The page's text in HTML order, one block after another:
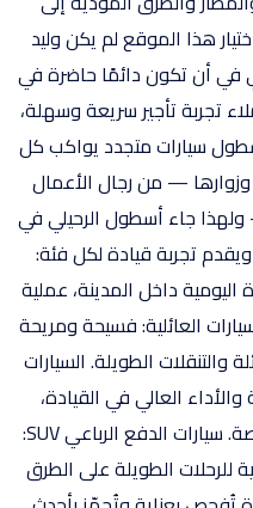
هذا الموقع لم يكن وليد
في أن تكون دائمًا حاضرة في
تجربة تأجير سريعة وسهلة،
سيارات متجدد يواكب كل
— من رجال الأعمال
ولهذا جاء أسطول الرحيلي في
تجربة قيادة لكل فئة:
اليومية داخل المدينة، عملية
العائلية: فسيحة ومريحة
والتنقلات الطويلة. السيارات
العالي في القيادة،
مثالية للاجتماعات والمناسبات الخاصة. سيارات الدفع الرباعي SUV:
للرحلات الطويلة على الطرق